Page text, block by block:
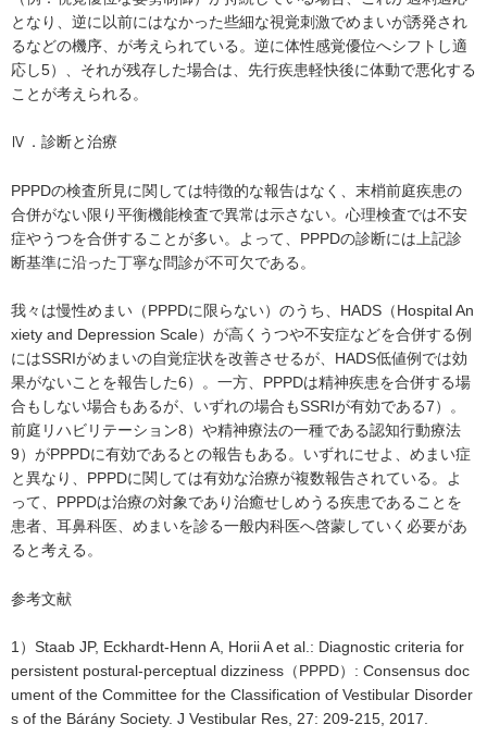
となり、逆に以前にはなかった些細な視覚刺激でめまいが誘発され
るなどの機序、が考えられている。逆に体性感覚優位へシフトし適
応し5）、それが残存した場合は、先行疾患軽快後に体動で悪化する
ことが考えられる。
Ⅳ．診断と治療
PPPDの検査所見に関しては特徴的な報告はなく、末梢前庭疾患の
合併がない限り平衡機能検査で異常は示さない。心理検査では不安
症やうつを合併することが多い。よって、PPPDの診断には上記診
断基準に沿った丁寧な問診が不可欠である。
我々は慢性めまい（PPPDに限らない）のうち、HADS（Hospital An
xiety and Depression Scale）が高くうつや不安症などを合併する例
にはSSRIがめまいの自覚症状を改善させるが、HADS低値例では効
果がないことを報告した6）。一方、PPPDは精神疾患を合併する場
合もしない場合もあるが、いずれの場合もSSRIが有効である7）。
前庭リハビリテーション8）や精神療法の一種である認知行動療法
9）がPPPDに有効であるとの報告もある。いずれにせよ、めまい症
と異なり、PPPDに関しては有効な治療が複数報告されている。よ
って、PPPDは治療の対象であり治癒せしめうる疾患であることを
患者、耳鼻科医、めまいを診る一般内科医へ啓蒙していく必要があ
ると考える。
参考文献
1）Staab JP, Eckhardt-Henn A, Horii A et al.: Diagnostic criteria for
persistent postural-perceptual dizziness（PPPD）: Consensus doc
ument of the Committee for the Classification of Vestibular Disorder
s of the Bárány Society. J Vestibular Res, 27: 209-215, 2017.